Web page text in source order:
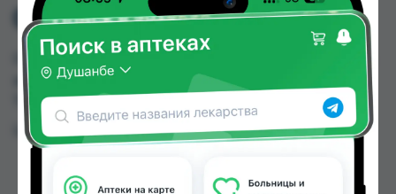
034 ДОРУГИРАК +
034 ДОРУГИРАК + можно купить или заказать в
аптеках Душанбе и других городах
Таджикистана
Цена: от